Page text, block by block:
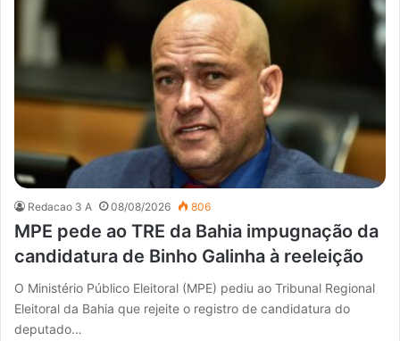
Redacao 3 A 08/08/2026 806
MPE pede ao TRE da Bahia impugnação da
candidatura de Binho Galinha à reeleição
O Ministério Público Eleitoral (MPE) pediu ao Tribunal Regional
Eleitoral da Bahia que rejeite o registro de candidatura do
deputado…